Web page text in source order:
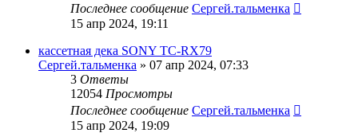
Последнее сообщение Сергей.тальменка
15 апр 2024, 19:11
кассетная дека SONY TC-RX79
Сергей.тальменка » 07 апр 2024, 07:33
3 Ответы
12054 Просмотры
Последнее сообщение Сергей.тальменка
15 апр 2024, 19:09